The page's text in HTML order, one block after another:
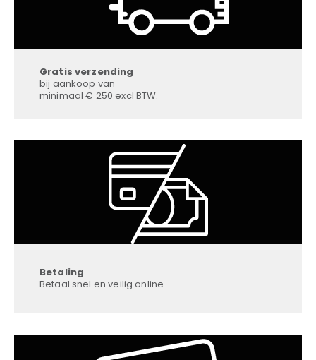
Gratis verzending
bij aankoop van
minimaal € 250 excl BTW.
Betaling
Betaal snel en veilig online.